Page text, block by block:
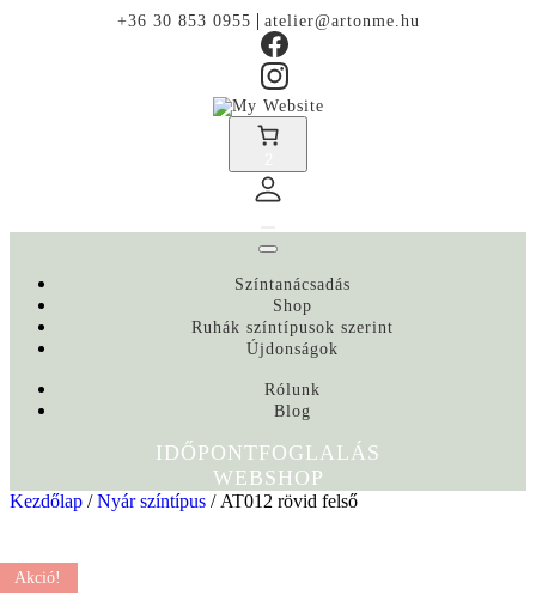
+36 30 853 0955 | atelier@artonme.hu
Színtanácsadás
Shop
Ruhák színtípusok szerint
Újdonságok
Rólunk
Blog
IDŐPONTFOGLALÁS
WEBSHOP
Kezdőlap /Nyár színtípus / AT012 rövid felső
Akció!